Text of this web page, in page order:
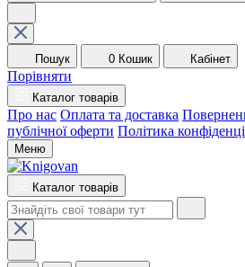
Пошук 0 Кошик Кабінет
Порівняти
Каталог товарів
Про нас Оплата та доставка
публічної оферти Політика
Меню
Каталог товарів